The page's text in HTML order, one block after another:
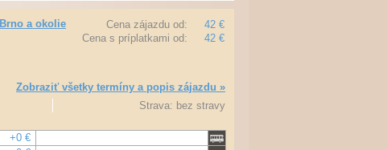
Cena zájazdu od:
42 €
Cena s príplatkami od:
42 €
Brno a okolie
Zobraziť všetky termíny a popis zájazdu »
Strava: bez stravy
+0 €